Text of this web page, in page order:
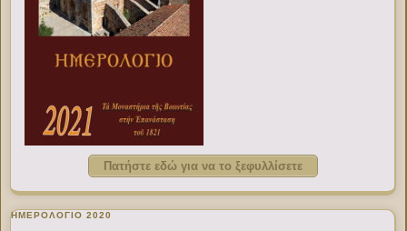
Πατήστε εδώ για να το ξεφυλλίσετε
ΗΜΕΡΟΛΟΓΙΟ 2020